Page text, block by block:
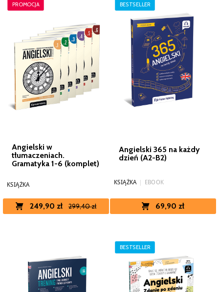
PROMOCJA
Angielski w
tłumaczeniach.
Gramatyka 1-6 (komplet)
KSIĄŻKA
249,90 zł 299,40 zł
BESTSELLER
Angielski 365 na każdy
dzień (A2-B2)
KSIĄŻKA | EBOOK
69,90 zł
BESTSELLER